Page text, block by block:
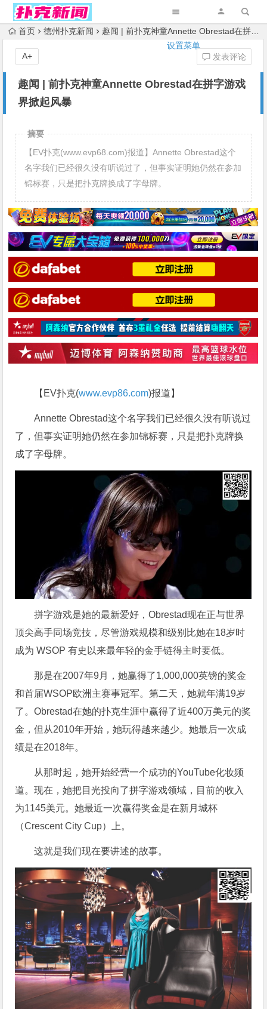
设置菜单
首页 德州扑克新闻 趣闻 | 前扑克神童Annette Obrestad在拼字游戏界掀起风暴
趣闻 | 前扑克神童Annette Obrestad在拼字游戏
界掀起风暴
发表评论
A+
摘要
【EV扑克(www.evp68.com)报道】Annette Obrestad这个
名字我们已经很久没有听说过了，但事实证明她仍然在参加
锦标赛，只是把扑克牌换成了字母牌。
【EV扑克(www.evp86.com)报道】
Annette Obrestad这个名字我们已经很久没有听说过
了，但事实证明她仍然在参加锦标赛，只是把扑克牌换
成了字母牌。
拼字游戏是她的最新爱好，Obrestad现在正与世界
顶尖高手同场竞技，尽管游戏规模和级别比她在18岁时
成为 WSOP 有史以来最年轻的金手链得主时要低。
那是在2007年9月，她赢得了1,000,000英镑的奖金
和首届WSOP欧洲主赛事冠军。第二天，她就年满19岁
了。Obrestad在她的扑克生涯中赢得了近400万美元的奖
金，但从2010年开始，她玩得越来越少。她最后一次成
绩是在2018年。
从那时起，她开始经营一个成功的YouTube化妆频
道。现在，她把目光投向了拼字游戏领域，目前的收入
为1145美元。她最近一次赢得奖金是在新月城杯
（Crescent City Cup）上。
这就是我们现在要讲述的故事。